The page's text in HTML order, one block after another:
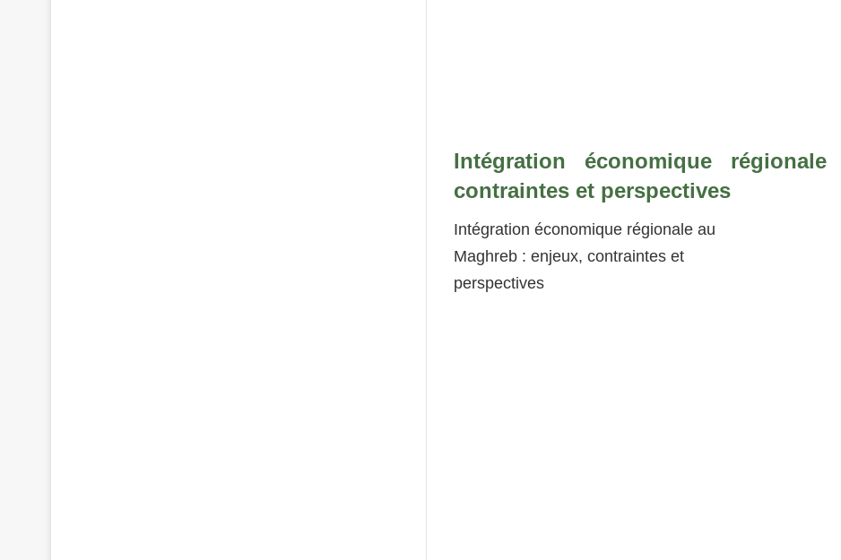
Intégration économique
contraintes et perspectives
Intégration économique régionale au
Maghreb : enjeux, contraintes et
perspectives